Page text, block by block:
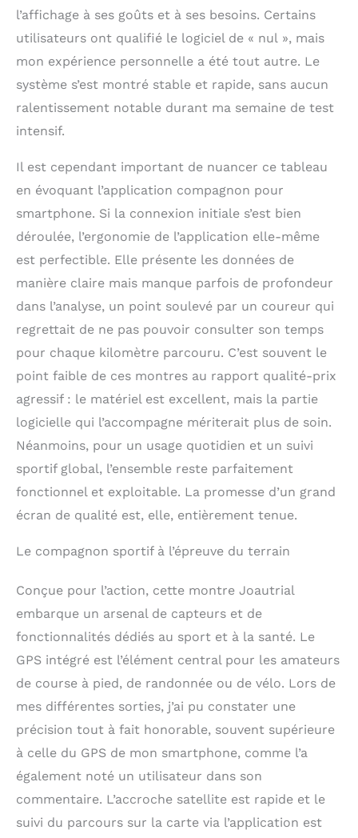
l’affichage à ses goûts et à ses besoins. Certains
utilisateurs ont qualifié le logiciel de « nul », mais
mon expérience personnelle a été tout autre. Le
système s’est montré stable et rapide, sans aucun
ralentissement notable durant ma semaine de test
intensif.
Il est cependant important de nuancer ce tableau
en évoquant l’application compagnon pour
smartphone. Si la connexion initiale s’est bien
déroulée, l’ergonomie de l’application elle-même
est perfectible. Elle présente les données de
manière claire mais manque parfois de profondeur
dans l’analyse, un point soulevé par un coureur qui
regrettait de ne pas pouvoir consulter son temps
pour chaque kilomètre parcouru. C’est souvent le
point faible de ces montres au rapport qualité-prix
agressif : le matériel est excellent, mais la partie
logicielle qui l’accompagne mériterait plus de soin.
Néanmoins, pour un usage quotidien et un suivi
sportif global, l’ensemble reste parfaitement
fonctionnel et exploitable. La promesse d’un grand
écran de qualité est, elle, entièrement tenue.
Le compagnon sportif à l’épreuve du terrain
Conçue pour l’action, cette montre Joautrial
embarque un arsenal de capteurs et de
fonctionnalités dédiés au sport et à la santé. Le
GPS intégré est l’élément central pour les amateurs
de course à pied, de randonnée ou de vélo. Lors de
mes différentes sorties, j’ai pu constater une
précision tout à fait honorable, souvent supérieure
à celle du GPS de mon smartphone, comme l’a
également noté un utilisateur dans son
commentaire. L’accroche satellite est rapide et le
suivi du parcours sur la carte via l’application est